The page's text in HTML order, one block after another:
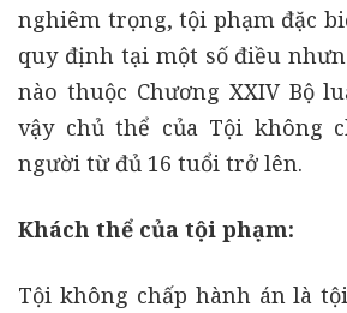
nghiêm trọng, tội phạm đặc
quy định tại một số điều
nào thuộc Chương XXIV Bộ
vậy chủ thể của Tội không
người từ đủ 16 tuổi trở lên.
Khách thể của tội phạm:
Tội không chấp hành án là